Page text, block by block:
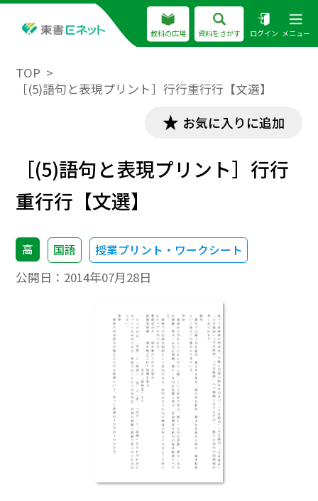
教科の広場 資料をさがす ログイン メニュー
TOP
［(5)語句と表現プリント］行行重行行【文選】
お気に入りに追加
［(5)語句と表現プリント］行行
重行行【文選】
高 国語 授業プリント・ワークシート
公開日： 2014年07月28日